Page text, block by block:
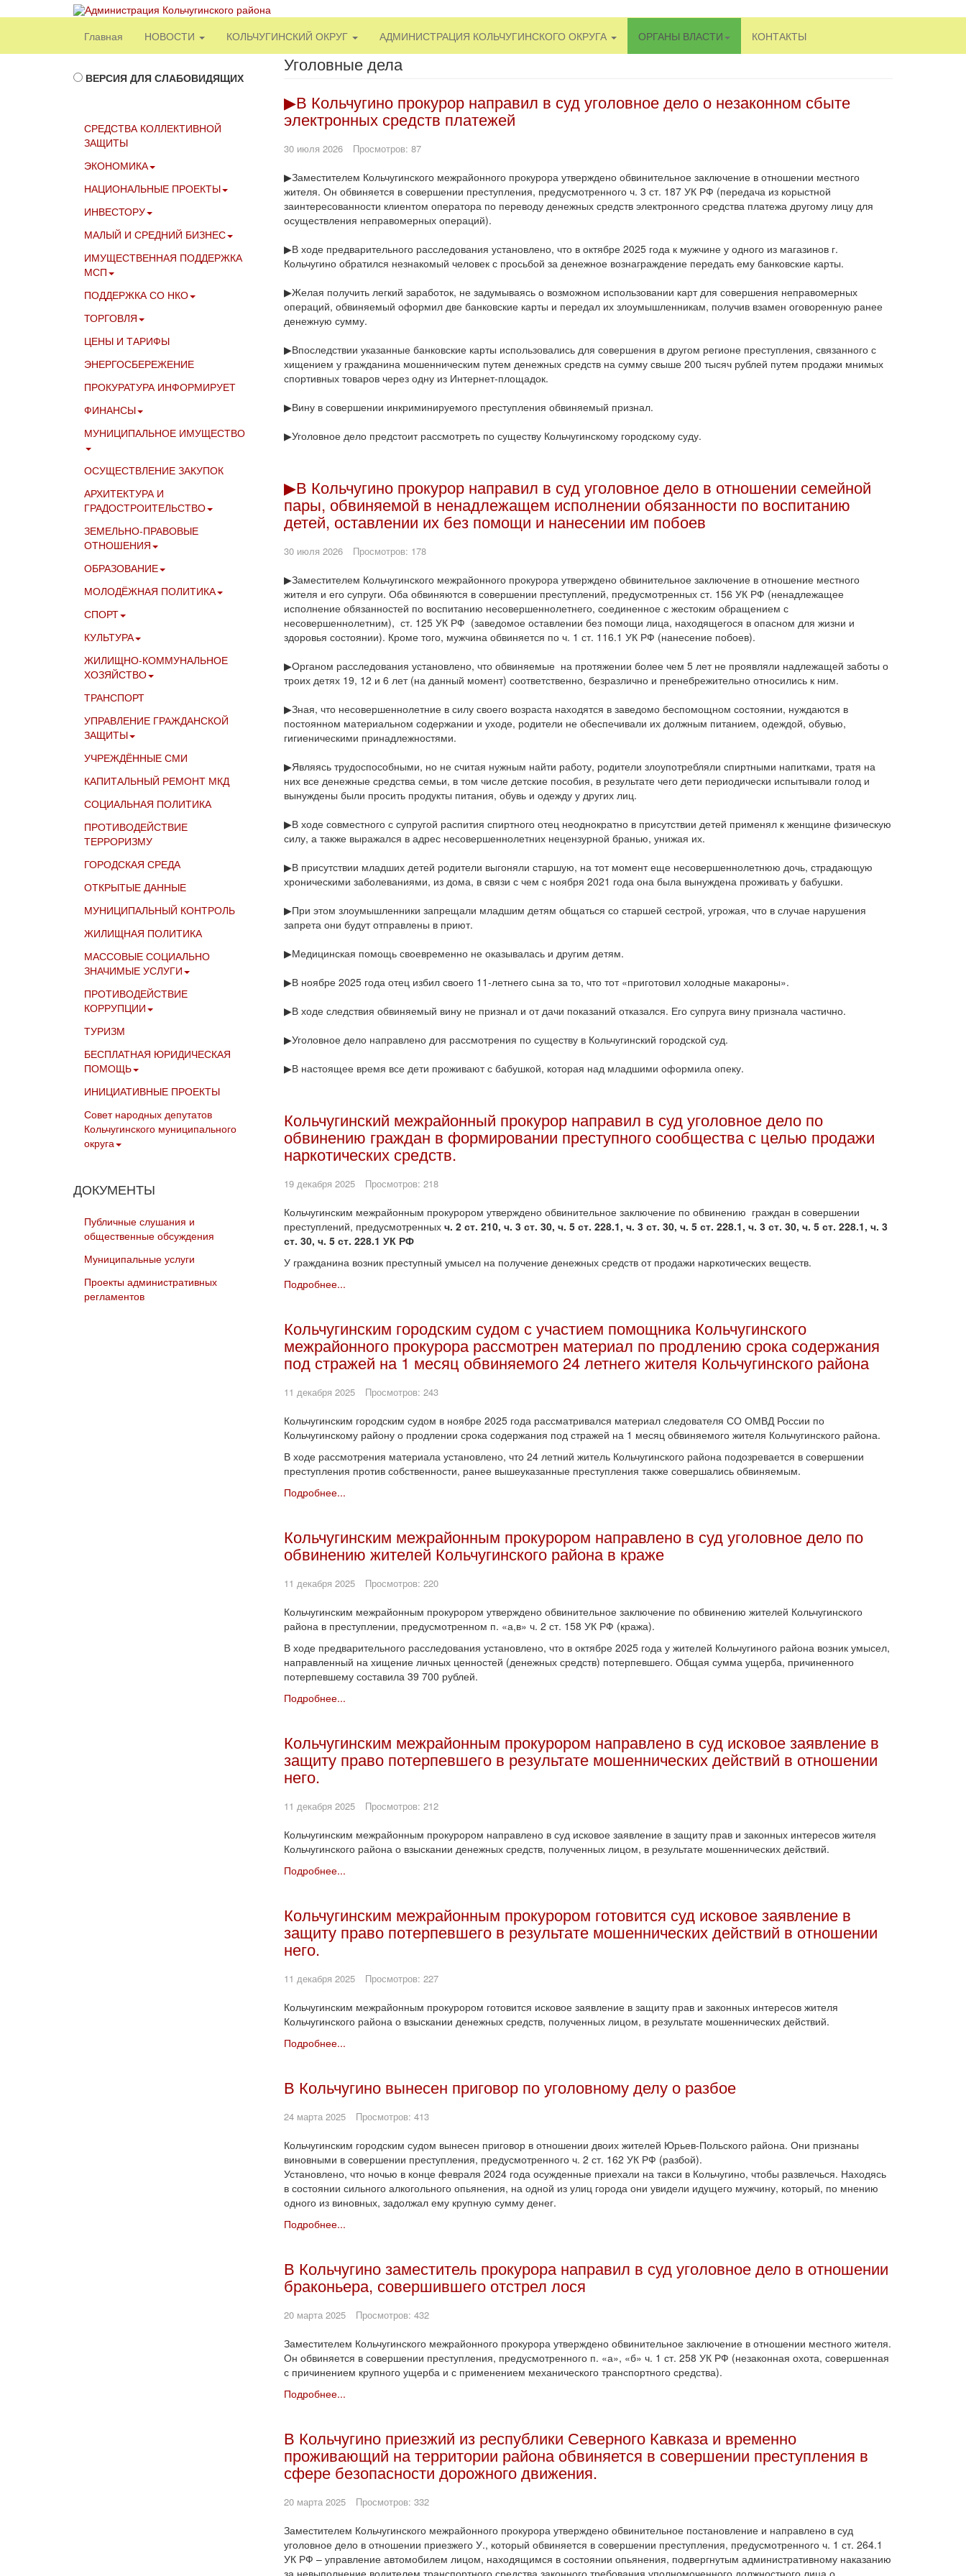
Главная НОВОСТИ КОЛЬЧУГИНСКИЙ ОКРУГ АДМИНИСТРАЦИЯ КОЛЬЧУГИНСКОГО ОКРУГА ОРГАНЫ ВЛАСТИ КОНТАКТЫ
Уголовные дела
▶В Кольчугино прокурор направил в суд уголовное дело о незаконном сбыте
электронных средств платежей
30 июля 2026 Просмотров: 87
▶Заместителем Кольчугинского межрайонного прокурора утверждено обвинительное заключение в отношении местного
жителя. Он обвиняется в совершении преступления, предусмотренного ч. 3 ст. 187 УК РФ (передача из корыстной
заинтересованности клиентом оператора по переводу денежных средств электронного средства платежа другому лицу для
осуществления неправомерных операций).
▶В ходе предварительного расследования установлено, что в октябре 2025 года к мужчине у одного из магазинов г.
Кольчугино обратился незнакомый человек с просьбой за денежное вознаграждение передать ему банковские карты.
▶Желая получить легкий заработок, не задумываясь о возможном использовании карт для совершения неправомерных
операций, обвиняемый оформил две банковские карты и передал их злоумышленникам, получив взамен оговоренную ранее
денежную сумму.
▶Впоследствии указанные банковские карты использовались для совершения в другом регионе преступления, связанного с
хищением у гражданина мошенническим путем денежных средств на сумму свыше 200 тысяч рублей путем продажи мнимых
спортивных товаров через одну из Интернет-площадок.
▶Вину в совершении инкриминируемого преступления обвиняемый признал.
▶Уголовное дело предстоит рассмотреть по существу Кольчугинскому городскому суду.
▶В Кольчугино прокурор направил в суд уголовное дело в отношении семейной
пары, обвиняемой в ненадлежащем исполнении обязанности по воспитанию
детей, оставлении их без помощи и нанесении им побоев
30 июля 2026 Просмотров: 178
▶Заместителем Кольчугинского межрайонного прокурора утверждено обвинительное заключение в отношение местного
жителя и его супруги. Оба обвиняются в совершении преступлений, предусмотренных ст. 156 УК РФ (ненадлежащее
исполнение обязанностей по воспитанию несовершеннолетнего, соединенное с жестоким обращением с
несовершеннолетним), ст. 125 УК РФ (заведомое оставлении без помощи лица, находящегося в опасном для жизни и
здоровья состоянии). Кроме того, мужчина обвиняется по ч. 1 ст. 116.1 УК РФ (нанесение побоев).
▶Органом расследования установлено, что обвиняемые на протяжении более чем 5 лет не проявляли надлежащей заботы о
троих детях 19, 12 и 6 лет (на данный момент) соответственно, безразлично и пренебрежительно относились к ним.
▶Зная, что несовершеннолетние в силу своего возраста находятся в заведомо беспомощном состоянии, нуждаются в
постоянном материальном содержании и уходе, родители не обеспечивали их должным питанием, одеждой, обувью,
гигиеническими принадлежностями.
▶Являясь трудоспособными, но не считая нужным найти работу, родители злоупотребляли спиртными напитками, тратя на
них все денежные средства семьи, в том числе детские пособия, в результате чего дети периодически испытывали голод и
вынуждены были просить продукты питания, обувь и одежду у других лиц.
▶В ходе совместного с супругой распития спиртного отец неоднократно в присутствии детей применял к женщине физическую
силу, а также выражался в адрес несовершеннолетних нецензурной бранью, унижая их.
▶В присутствии младших детей родители выгоняли старшую, на тот момент еще несовершеннолетнюю дочь, страдающую
хроническими заболеваниями, из дома, в связи с чем с ноября 2021 года она была вынуждена проживать у бабушки.
▶При этом злоумышленники запрещали младшим детям общаться со старшей сестрой, угрожая, что в случае нарушения
запрета они будут отправлены в приют.
▶Медицинская помощь своевременно не оказывалась и другим детям.
▶В ноябре 2025 года отец избил своего 11-летнего сына за то, что тот «приготовил холодные макароны».
▶В ходе следствия обвиняемый вину не признал и от дачи показаний отказался. Его супруга вину признала частично.
▶Уголовное дело направлено для рассмотрения по существу в Кольчугинский городской суд.
▶В настоящее время все дети проживают с бабушкой, которая над младшими оформила опеку.
Кольчугинский межрайонный прокурор направил в суд уголовное дело по
обвинению граждан в формировании преступного сообщества с целью продажи
наркотических средств.
19 декабря 2025 Просмотров: 218
Кольчугинским межрайонным прокурором утверждено обвинительное заключение по обвинению граждан в совершении
преступлений, предусмотренных ч. 2 ст. 210, ч. 3 ст. 30, ч. 5 ст. 228.1, ч. 3 ст. 30, ч. 5 ст. 228.1, ч. 3 ст. 30, ч. 5 ст. 228.1, ч. 3
ст. 30, ч. 5 ст. 228.1 УК РФ
У гражданина возник преступный умысел на получение денежных средств от продажи наркотических веществ.
Подробнее...
Кольчугинским городским судом с участием помощника Кольчугинского
межрайонного прокурора рассмотрен материал по продлению срока содержания
под стражей на 1 месяц обвиняемого 24 летнего жителя Кольчугинского района
11 декабря 2025 Просмотров: 243
Кольчугинским городским судом в ноябре 2025 года рассматривался материал следователя СО ОМВД России по
Кольчугинскому району о продлении срока содержания под стражей на 1 месяц обвиняемого жителя Кольчугинского района.
В ходе рассмотрения материала установлено, что 24 летний житель Кольчугинского района подозревается в совершении
преступления против собственности, ранее вышеуказанные преступления также совершались обвиняемым.
Подробнее...
Кольчугинским межрайонным прокурором направлено в суд уголовное дело по
обвинению жителей Кольчугинского района в краже
11 декабря 2025 Просмотров: 220
Кольчугинским межрайонным прокурором утверждено обвинительное заключение по обвинению жителей Кольчугинского
района в преступлении, предусмотренном п. «а,в» ч. 2 ст. 158 УК РФ (кража).
В ходе предварительного расследования установлено, что в октябре 2025 года у жителей Кольчугиного района возник умысел,
направленный на хищение личных ценностей (денежных средств) потерпевшего. Общая сумма ущерба, причиненного
потерпевшему составила 39 700 рублей.
Подробнее...
Кольчугинским межрайонным прокурором направлено в суд исковое заявление в
защиту право потерпевшего в результате мошеннических действий в отношении
него.
11 декабря 2025 Просмотров: 212
Кольчугинским межрайонным прокурором направлено в суд исковое заявление в защиту прав и законных интересов жителя
Кольчугинского района о взыскании денежных средств, полученных лицом, в результате мошеннических действий.
Подробнее...
Кольчугинским межрайонным прокурором готовится суд исковое заявление в
защиту право потерпевшего в результате мошеннических действий в отношении
него.
11 декабря 2025 Просмотров: 227
Кольчугинским межрайонным прокурором готовится исковое заявление в защиту прав и законных интересов жителя
Кольчугинского района о взыскании денежных средств, полученных лицом, в результате мошеннических действий.
Подробнее...
В Кольчугино вынесен приговор по уголовному делу о разбое
24 марта 2025 Просмотров: 413
Кольчугинским городским судом вынесен приговор в отношении двоих жителей Юрьев-Польского района. Они признаны
виновными в совершении преступления, предусмотренного ч. 2 ст. 162 УК РФ (разбой).
Установлено, что ночью в конце февраля 2024 года осужденные приехали на такси в Кольчугино, чтобы развлечься. Находясь
в состоянии сильного алкогольного опьянения, на одной из улиц города они увидели идущего мужчину, который, по мнению
одного из виновных, задолжал ему крупную сумму денег.
Подробнее...
В Кольчугино заместитель прокурора направил в суд уголовное дело в отношении
браконьера, совершившего отстрел лося
20 марта 2025 Просмотров: 432
Заместителем Кольчугинского межрайонного прокурора утверждено обвинительное заключение в отношении местного жителя.
Он обвиняется в совершении преступления, предусмотренного п. «а», «б» ч. 1 ст. 258 УК РФ (незаконная охота, совершенная
с причинением крупного ущерба и с применением механического транспортного средства).
Подробнее...
В Кольчугино приезжий из республики Северного Кавказа и временно
проживающий на территории района обвиняется в совершении преступления в
сфере безопасности дорожного движения.
20 марта 2025 Просмотров: 332
Заместителем Кольчугинского межрайонного прокурора утверждено обвинительное постановление и направлено в суд
уголовное дело в отношении приезжего У., который обвиняется в совершении преступления, предусмотренного ч. 1 ст. 264.1
УК РФ – управление автомобилем лицом, находящимся в состоянии опьянения, подвергнутым административному наказанию
ВЕРСИЯ ДЛЯ СЛАБОВИДЯЩИХ
СРЕДСТВА КОЛЛЕКТИВНОЙ
ЗАЩИТЫ
ЭКОНОМИКА
НАЦИОНАЛЬНЫЕ ПРОЕКТЫ
ИНВЕСТОРУ
МАЛЫЙ И СРЕДНИЙ БИЗНЕС
ИМУЩЕСТВЕННАЯ ПОДДЕРЖКА
МСП
ПОДДЕРЖКА СО НКО
ТОРГОВЛЯ
ЦЕНЫ И ТАРИФЫ
ЭНЕРГОСБЕРЕЖЕНИЕ
ПРОКУРАТУРА ИНФОРМИРУЕТ
ФИНАНСЫ
МУНИЦИПАЛЬНОЕ ИМУЩЕСТВО
ОСУЩЕСТВЛЕНИЕ ЗАКУПОК
АРХИТЕКТУРА И
ГРАДОСТРОИТЕЛЬСТВО
ЗЕМЕЛЬНО-ПРАВОВЫЕ
ОТНОШЕНИЯ
ОБРАЗОВАНИЕ
МОЛОДЁЖНАЯ ПОЛИТИКА
СПОРТ
КУЛЬТУРА
ЖИЛИЩНО-КОММУНАЛЬНОЕ
ХОЗЯЙСТВО
ТРАНСПОРТ
УПРАВЛЕНИЕ ГРАЖДАНСКОЙ
ЗАЩИТЫ
УЧРЕЖДЁННЫЕ СМИ
КАПИТАЛЬНЫЙ РЕМОНТ МКД
СОЦИАЛЬНАЯ ПОЛИТИКА
ПРОТИВОДЕЙСТВИЕ
ТЕРРОРИЗМУ
ГОРОДСКАЯ СРЕДА
ОТКРЫТЫЕ ДАННЫЕ
МУНИЦИПАЛЬНЫЙ КОНТРОЛЬ
ЖИЛИЩНАЯ ПОЛИТИКА
МАССОВЫЕ СОЦИАЛЬНО
ЗНАЧИМЫЕ УСЛУГИ
ПРОТИВОДЕЙСТВИЕ
КОРРУПЦИИ
ТУРИЗМ
БЕСПЛАТНАЯ ЮРИДИЧЕСКАЯ
ПОМОЩЬ
ИНИЦИАТИВНЫЕ ПРОЕКТЫ
Совет народных депутатов
Кольчугинского муниципального
округа
ДОКУМЕНТЫ
Публичные слушания и
общественные обсуждения
Муниципальные услуги
Проекты административных
регламентов